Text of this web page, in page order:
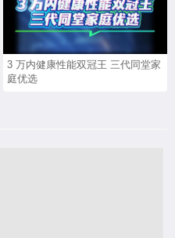
3 万内健康性能双冠王 三代同堂家
庭优选